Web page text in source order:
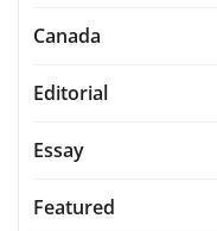
Canada
Editorial
Essay
Featured